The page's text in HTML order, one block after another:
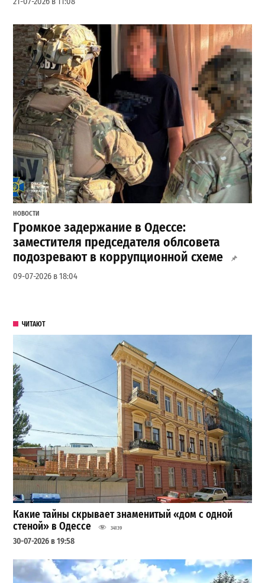
НОВОСТИ
Громкое задержание в Одессе:
заместителя председателя облсовета
подозревают в коррупционной схеме
09-07-2026 в 18:04
ЧИТАЮТ
Какие тайны скрывает знаменитый «дом с одной
стеной» в Одессе
34139
30-07-2026 в 19:58